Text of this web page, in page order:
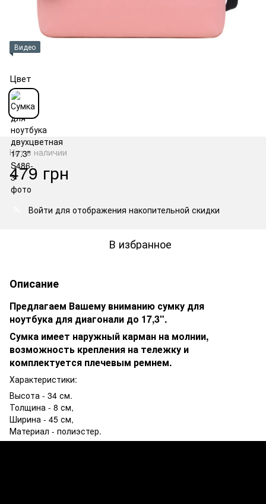
Видео
Цвет
Нет в наличии
479 грн
Войти для отображения накопительной скидки
В избранное
Описание
Предлагаем Вашему вниманию сумку для
ноутбука для диагонали до 17,3".
Сумка имеет наружный карман на молнии,
возможность крепления на тележку и
комплектуется плечевым ремнем.
Характеристики:
Высота - 34 см.
Толщина - 8 см,
Ширина - 45 см,
Материал - полиэстер.